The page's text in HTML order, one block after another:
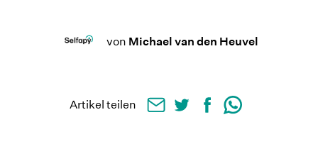
von Michael van den Heuvel
Artikel teilen